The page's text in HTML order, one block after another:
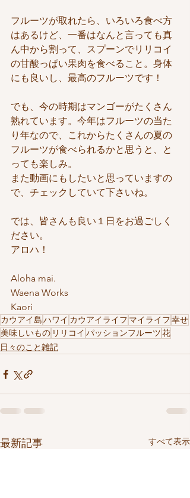
フルーツが取れたら、いろいろ食べ方
はあるけど、一番はなんと言っても真
ん中から割って、スプーンでリリコイ
の甘酸っぱい果肉を食べること。身体
にも良いし、最高のフルーツです！
でも、今の時期はマンゴーがたくさん
熟れています。今年はフルーツの当た
り年なので、これからたくさんの夏の
フルーツが食べられるかと思うと、と
っても楽しみ。
また動画にもしたいと思っていますの
で、チェックしていて下さいね。
では、皆さんも良い１日をお過ごしく
ださい。
アロハ！
Aloha mai.
Waena Works
Kaori
カウアイ島ハワイ カウアイライフ マイライフ幸せ
美味しいもの リリコイ パッションフルーツ花
日々のこと雑記
最新記事 すべて表示